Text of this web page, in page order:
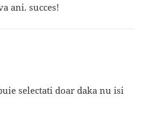
ani. succes!
selectati doar daka nu isi